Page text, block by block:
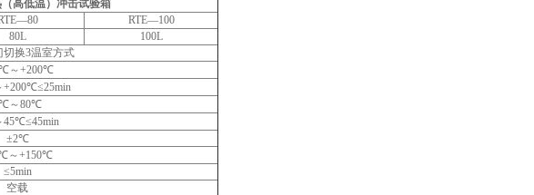
高低温）冲击试验箱
RTE—100
80L
100L
切换3温室方式
～+200℃
～80℃
±2℃
～+150℃
≤5min
空载